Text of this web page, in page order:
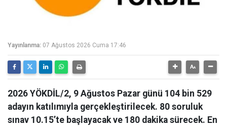
Yayınlanma: 07 Ağustos 2026 Cuma 17:46
2026 YÖKDİL/2, 9 Ağustos Pazar günü 104 bin 529
adayın katılımıyla gerçekleştirilecek. 80 soruluk
sınav 10.15’te başlayacak ve 180 dakika sürecek. En